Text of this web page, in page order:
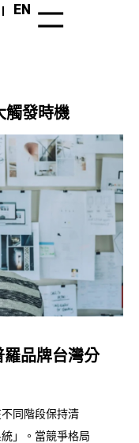
EN
觸發時機
品牌台灣分
同階段保持清
」。當競爭格局